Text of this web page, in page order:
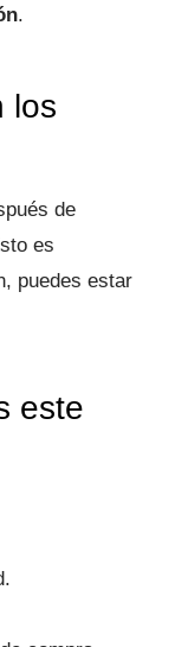
.
los
de
es
puedes estar
este